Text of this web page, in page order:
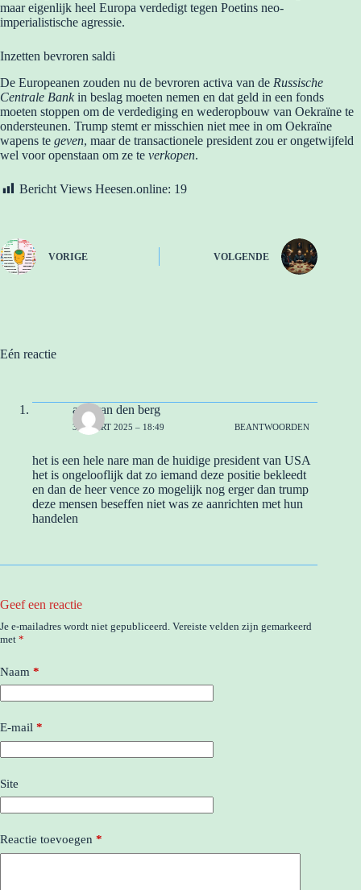
maar eigenlijk heel Europa verdedigt tegen Poetins neo-
imperialistische agressie.
Inzetten bevroren saldi
De Europeanen zouden nu de bevroren activa van de Russische
Centrale Bank in beslag moeten nemen en dat geld in een fonds
moeten stoppen om de verdediging en wederopbouw van Oekraïne te
ondersteunen. Trump stemt er misschien niet mee in om Oekraïne
wapens te geven, maar de transactionele president zou er ongetwijfeld
wel voor openstaan ​​om ze te verkopen.
Bericht Views Heesen.online: 19
VORIGE VOLGENDE
Eén reactie
arie van den berg
3 MAART 2025 – 18:49 BEANTWOORDEN
het is een hele nare man de huidige president van USA
het is ongelooflijk dat zo iemand deze positie bekleedt
en dan de heer vence zo mogelijk nog erger dan trump
deze mensen beseffen niet was ze aanrichten met hun
handelen
Geef een reactie
Je e-mailadres wordt niet gepubliceerd. Vereiste velden zijn gemarkeerd
met *
Naam *
E-mail *
Site
Reactie toevoegen *